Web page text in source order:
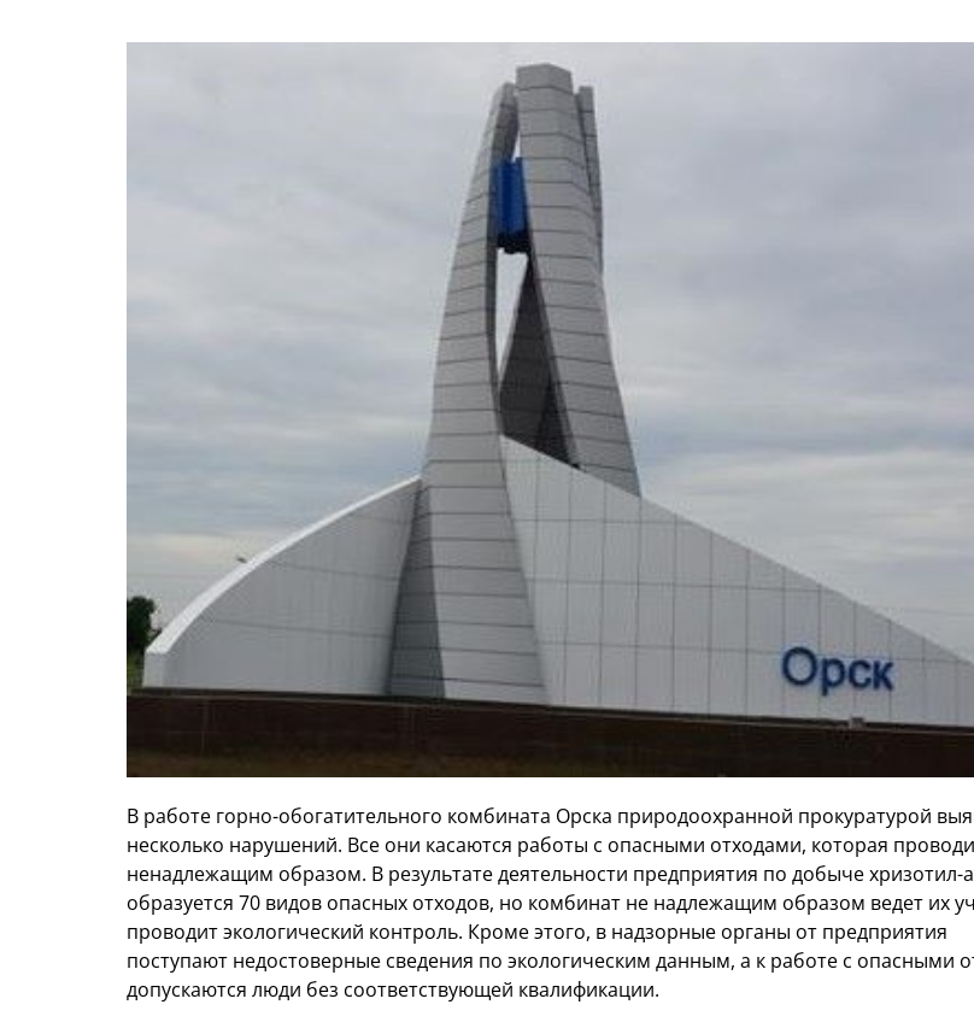
В работе горно-обогатительного комбината Орска природоохранной прокуратурой
несколько нарушений. Все они касаются работы с опасными отходами, которая
ненадлежащим образом. В результате деятельности предприятия по добыче хризотил-
образуется 70 видов опасных отходов, но комбинат не надлежащим образом ведет их
проводит экологический контроль. Кроме этого, в надзорные органы от предприятия
поступают недостоверные сведения по экологическим данным, а к работе с опасными
допускаются люди без соответствующей квалификации.